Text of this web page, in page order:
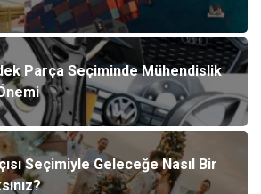
Parça Seçiminde Mühendislik
Seçimiyle Geleceğe Nasıl Bir